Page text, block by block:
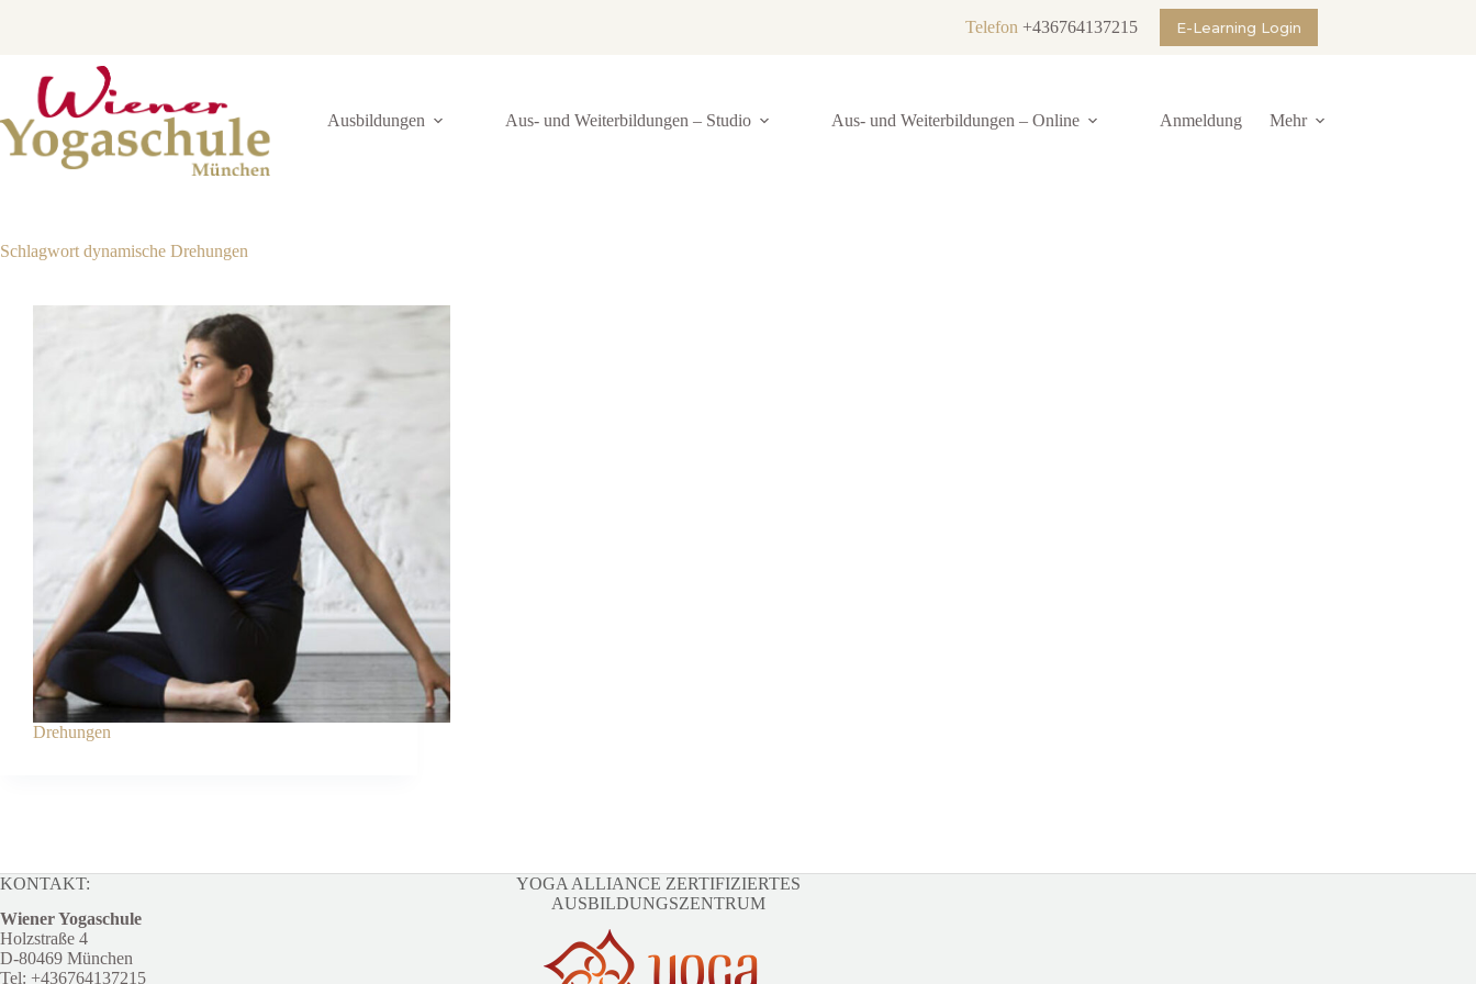
Telefon +436764137215 E-Learning Login
Ausbildungen Aus- und Weiterbildungen – Studio Aus- und Weiterbildungen – Online Anmeldung Mehr
Schlagwort dynamische Drehungen
Drehungen
KONTAKT:
Wiener Yogaschule
Holzstraße 4
D-80469 München
Tel: +436764137215
YOGA ALLIANCE ZERTIFIZIERTES
AUSBILDUNGSZENTRUM